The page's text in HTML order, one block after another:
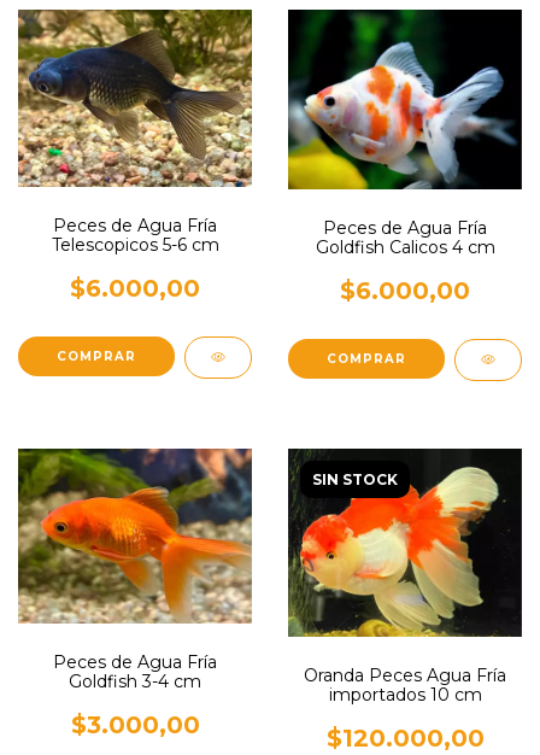
Peces de Agua Fría
Telescopicos 5-6 cm
$6.000,00
Peces de Agua Fría
Goldfish Calicos 4 cm
$6.000,00
Peces de Agua Fría
Goldfish 3-4 cm
$3.000,00
SIN STOCK
Oranda Peces Agua Fría
importados 10 cm
$120.000,00